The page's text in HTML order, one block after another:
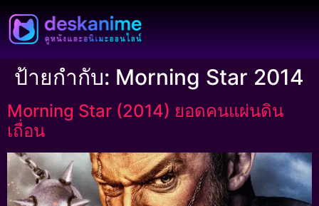
ป้ายกำกับ: Morning Star 2014
Morning Star (2014) ยอดคนแผ่นดิน
เถื่อน